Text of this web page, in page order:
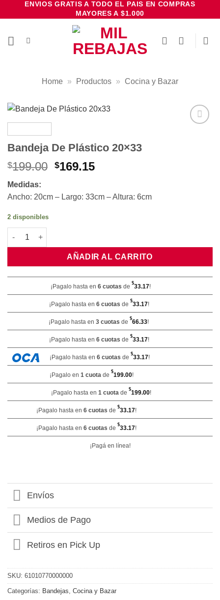
al
ENVIOS GRATIS A TODO EL PAIS EN COMPRAS
MAYORES A $1.000
Home » Productos » Cocina y Bazar
Bandeja De Plástico 20×33
$199.00 El
era:
$169.15El
es:
Medidas:
Ancho: 20cm – Largo: 33cm – Altura: 6cm
2 disponibles
Bandeja De Plástico 20x33 cantidad
AÑADIR AL CARRITO
¡Pagalo hasta en 6 cuotas de $33.17!
¡Pagalo hasta en 6 cuotas de $33.17!
¡Pagalo hasta en 3 cuotas de $66.33!
¡Pagalo hasta en 6 cuotas de $33.17!
¡Pagalo hasta en 6 cuotas de $33.17!
¡Pagalo en 1 cuota de $199.00!
¡Pagalo hasta en 1 cuota de $199.00!
¡Pagalo hasta en 6 cuotas de $33.17!
¡Pagalo hasta en 6 cuotas de $33.17!
¡Pagá en línea!
Envíos
Medios de Pago
Retiros en Pick Up
SKU: 61010770000000
Categorías: Bandejas, Cocina y Bazar